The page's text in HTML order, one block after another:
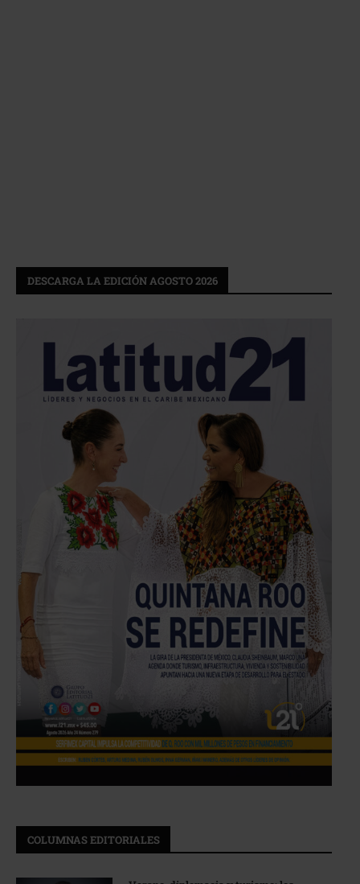
DESCARGA LA EDICIÓN AGOSTO 2026
COLUMNAS EDITORIALES